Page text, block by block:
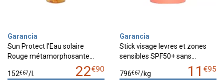
Garancia
Sun Protect l'Eau solaire
Rouge métamorphosante…
22€90
152€67/
Garancia
Stick visage levres et zones
sensibles SPF50+ sans…
11 €95
796€67/kg